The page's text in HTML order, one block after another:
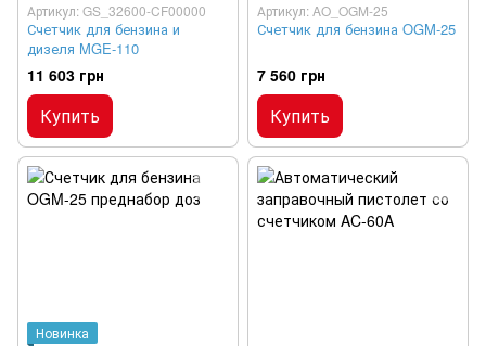
Артикул: GS_32600-CF00000
Счетчик для бензина и
дизеля MGE-110
11 603 грн
Купить
Артикул: AO_OGM-25
Счетчик для бензина OGM-25
7 560 грн
Купить
Новинка